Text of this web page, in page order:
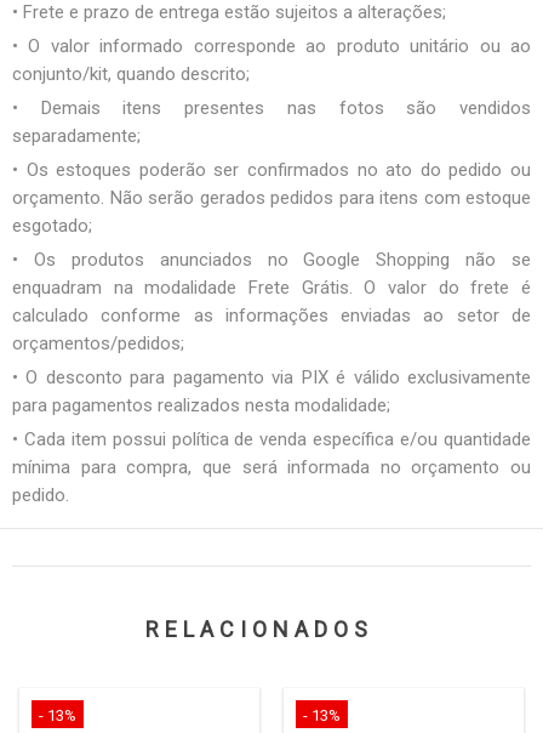
• Frete e prazo de entrega estão sujeitos a alterações;
• O valor informado corresponde ao produto unitário ou ao
conjunto/kit, quando descrito;
• Demais itens presentes nas fotos são vendidos
separadamente;
• Os estoques poderão ser confirmados no ato do pedido ou
orçamento. Não serão gerados pedidos para itens com estoque
esgotado;
• Os produtos anunciados no Google Shopping não se
enquadram na modalidade Frete Grátis. O valor do frete é
calculado conforme as informações enviadas ao setor de
orçamentos/pedidos;
• O desconto para pagamento via PIX é válido exclusivamente
para pagamentos realizados nesta modalidade;
• Cada item possui política de venda específica e/ou quantidade
mínima para compra, que será informada no orçamento ou
pedido.
RELACIONADOS
- 13% - 13%